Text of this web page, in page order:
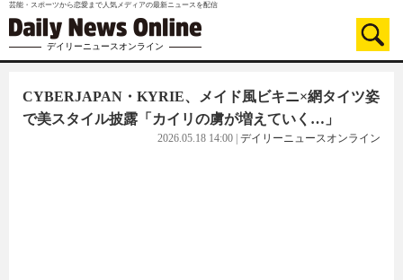
芸能・スポーツから恋愛まで人気メディアの最新ニュースを配信
デイリーニュースオンライン
CYBERJAPAN・KYRIE、メイド風ビキニ×網タイツ姿
で美スタイル披露「カイリの虜が増えていく…」
2026.05.18 14:00 デイリーニュースオンライン